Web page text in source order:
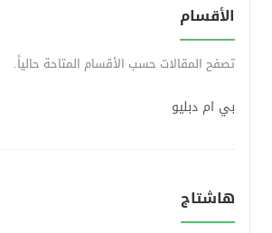
الأقسام
تصفح المقالات حسب الأقسام المتاحة حالياً.
بي ام دبليو
هاشتاج